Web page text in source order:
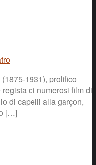
1931), prolifico
di numerosi film di
di capelli alla garçon,
[…]